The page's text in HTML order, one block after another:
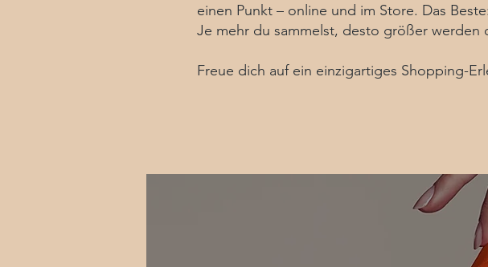
einen Punkt – online und im Store. Das
Je mehr du sammelst, desto größer werden
Freue dich auf ein einzigartiges Shopping-